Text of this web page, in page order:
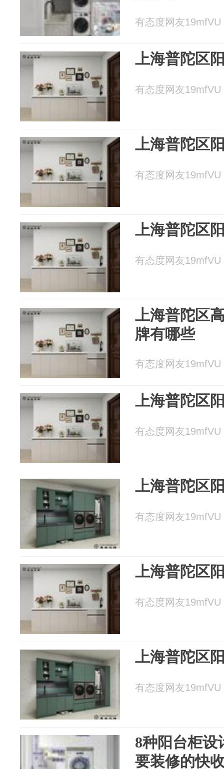
有态度网友
上海普陀区
有态度网友
上海普陀区
有态度网友
上海普陀区
有态度网友
上海普陀区
牌有哪些
有态度网友
上海普陀区
有态度网友
上海普陀区
有态度网友
上海普陀区
有态度网友
上海普陀区
有态度网友
8种阳台柜设
要装修的快